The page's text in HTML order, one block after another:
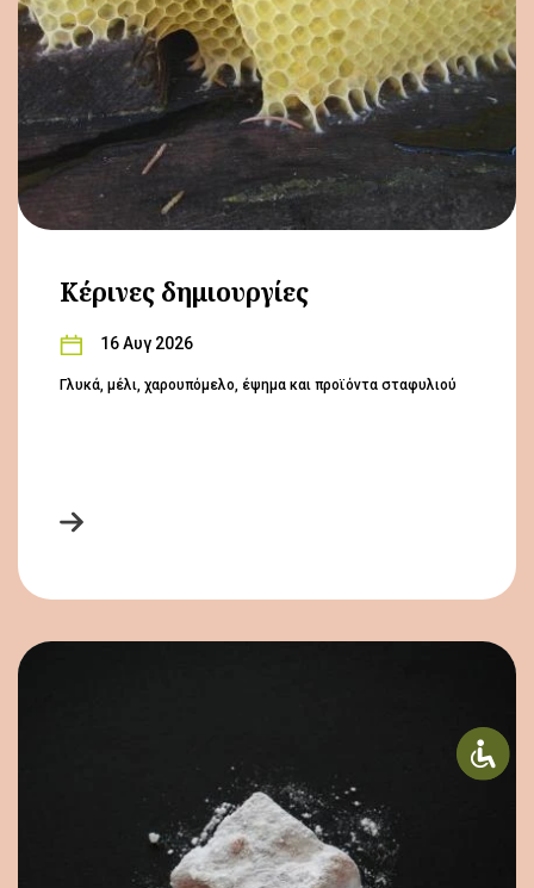
Κέρινες δημιουργίες
16 Αυγ 2026
Γλυκά, μέλι, χαρουπόμελο, έψημα και προϊόντα σταφυλιού